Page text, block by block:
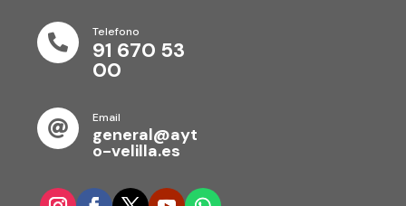

Telefono
91 670 53
00

Email
general@ayt
o-velilla.es